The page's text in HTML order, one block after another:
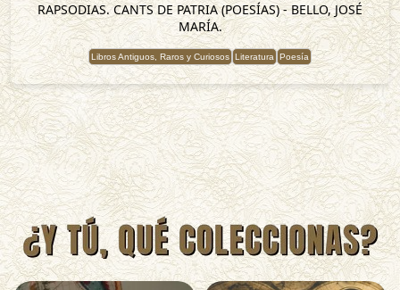
RAPSODIAS. CANTS DE PATRIA (POESÍAS) - BELLO, JOSÉ
MARÍA.
Libros Antiguos, Raros y Curiosos Literatura Poesía